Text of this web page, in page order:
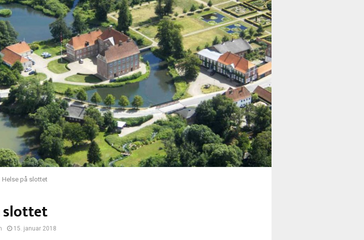
Helse på slottet
slottet
15. januar 2018